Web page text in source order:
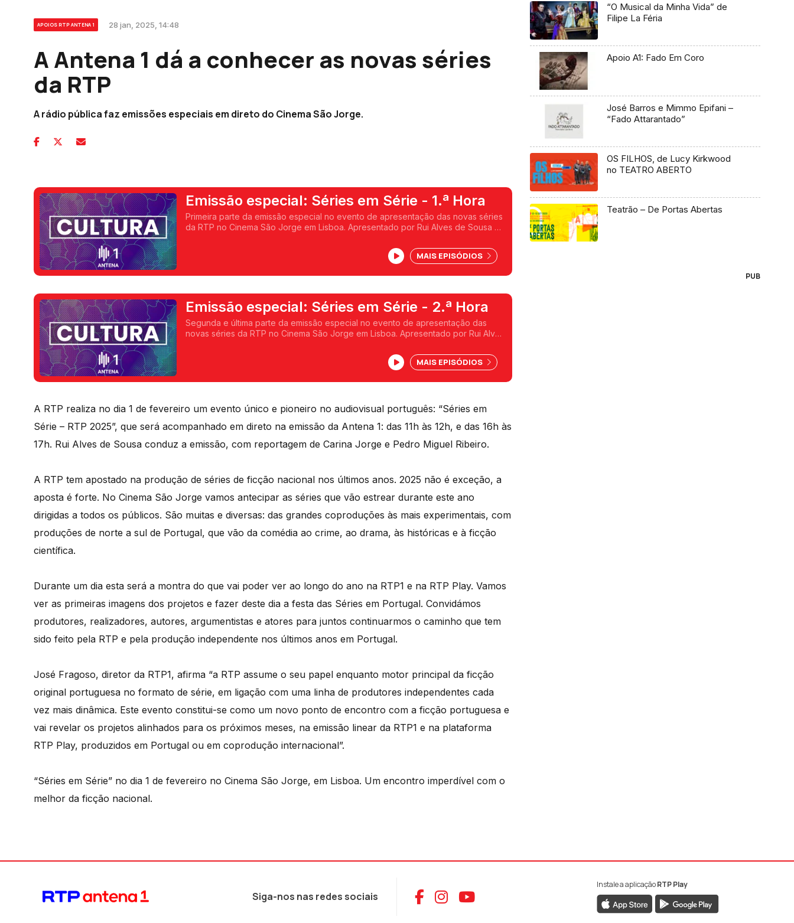
APOIOS RTP ANTENA 1 28 jan, 2025, 14:48
A Antena 1 dá a conhecer as novas séries
da RTP
A rádio pública faz emissões especiais em direto do Cinema São Jorge.
Emissão especial: Séries em Série - 1.ª Hora
Primeira parte da emissão especial no evento de apresentação das novas séries
da RTP no Cinema São Jorge em Lisboa. Apresentado por Rui Alves de Sousa e
MAIS EPISÓDIOS
Emissão especial: Séries em Série - 2.ª Hora
Segunda e última parte da emissão especial no evento de apresentação das
novas séries da RTP no Cinema São Jorge em Lisboa. Apresentado por Rui Alves
MAIS EPISÓDIOS
A RTP realiza no dia 1 de fevereiro um evento único e pioneiro no audiovisual português: “Séries em
Série – RTP 2025”, que será acompanhado em direto na emissão da Antena 1: das 11h às 12h, e das 16h às
17h. Rui Alves de Sousa conduz a emissão, com reportagem de Carina Jorge e Pedro Miguel Ribeiro.
A RTP tem apostado na produção de séries de ficção nacional nos últimos anos. 2025 não é exceção, a
aposta é forte. No Cinema São Jorge vamos antecipar as séries que vão estrear durante este ano
dirigidas a todos os públicos. São muitas e diversas: das grandes coproduções às mais experimentais, com
produções de norte a sul de Portugal, que vão da comédia ao crime, ao drama, às históricas e à ficção
científica.
Durante um dia esta será a montra do que vai poder ver ao longo do ano na RTP1 e na RTP Play. Vamos
ver as primeiras imagens dos projetos e fazer deste dia a festa das Séries em Portugal. Convidámos
produtores, realizadores, autores, argumentistas e atores para juntos continuarmos o caminho que tem
sido feito pela RTP e pela produção independente nos últimos anos em Portugal.
José Fragoso, diretor da RTP1, afirma “a RTP assume o seu papel enquanto motor principal da ficção
original portuguesa no formato de série, em ligação com uma linha de produtores independentes cada
vez mais dinâmica. Este evento constitui-se como um novo ponto de encontro com a ficção portuguesa e
vai revelar os projetos alinhados para os próximos meses, na emissão linear da RTP1 e na plataforma
RTP Play, produzidos em Portugal ou em coprodução internacional”.
“Séries em Série” no dia 1 de fevereiro no Cinema São Jorge, em Lisboa. Um encontro imperdível com o
melhor da ficção nacional.
“O Musical da Minha Vida” de
Filipe La Féria
Apoio A1: Fado Em Coro
José Barros e Mimmo Epifani –
“Fado Attarantado”
OS FILHOS, de Lucy Kirkwood
no TEATRO ABERTO
Teatrão – De Portas Abertas
PUB
Siga-nos nas redes sociais Aceder ao Facebook da RTP Antena 1
Aceder ao Instagram da RTP Antena 1
Aceder ao YouTube da RTP Antena 1
Instale a aplicaçãoRTP Play